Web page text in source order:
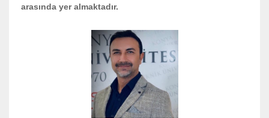
arasında yer almaktadır.